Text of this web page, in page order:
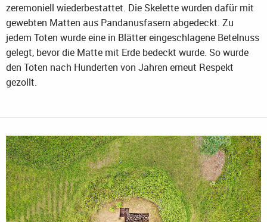
zeremoniell wiederbestattet. Die Skelette wurden dafür mit
gewebten Matten aus Pandanusfasern abgedeckt. Zu
jedem Toten wurde eine in Blätter eingeschlagene Betelnuss
gelegt, bevor die Matte mit Erde bedeckt wurde. So wurde
den Toten nach Hunderten von Jahren erneut Respekt
gezollt.